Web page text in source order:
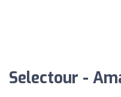
Selectour -